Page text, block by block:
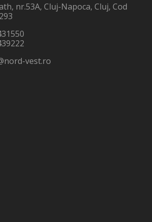
nr.53A, Cluj-Napoca, Cluj, Cod
vest.ro